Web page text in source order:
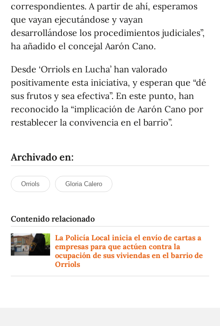
correspondientes. A partir de ahí, esperamos
que vayan ejecutándose y vayan
desarrollándose los procedimientos judiciales”,
ha añadido el concejal Aarón Cano.
Desde ‘Orriols en Lucha’ han valorado
positivamente esta iniciativa, y esperan que “dé
sus frutos y sea efectiva”. En este punto, han
reconocido la “implicación de Aarón Cano por
restablecer la convivencia en el barrio”.
Archivado en:
Orriols Gloria Calero
Contenido relacionado
La Policía Local inicia el envío de cartas a
empresas para que actúen contra la
ocupación de sus viviendas en el barrio de
Orriols